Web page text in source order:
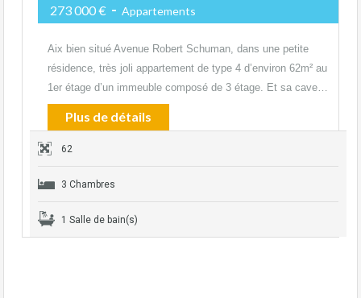
273 000 € - Appartements
Aix bien situé Avenue Robert Schuman, dans une petite
résidence, très joli appartement de type 4 d’environ 62m² au
1er étage d’un immeuble composé de 3 étage. Et sa cave…
Plus de détails
62
3 Chambres
1 Salle de bain(s)